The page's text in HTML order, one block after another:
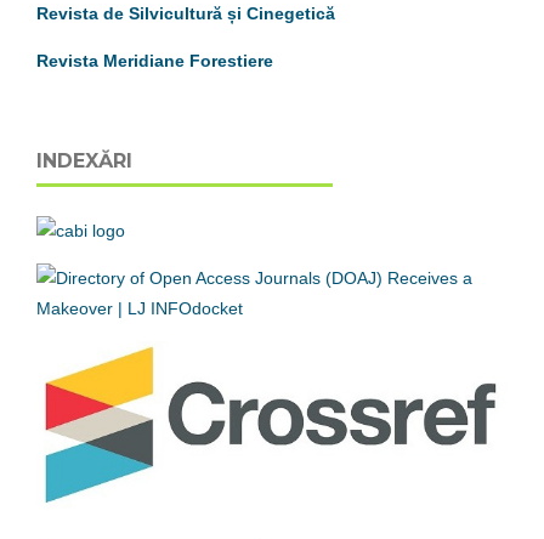
Revista de Silvicultură și Cinegetică
Revista Meridiane Forestiere
INDEXĂRI